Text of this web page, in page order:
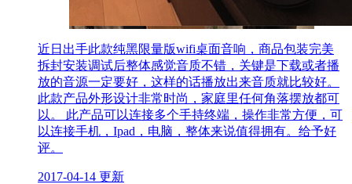
近日出手此款纯黑限量版wifi桌面音响，商品包装完美
拆封安装调试后整体感觉音质不错，关键是下载或者播
放的音源一定要好，这样的话播放出来音质就比较好。
此款产品外形设计非常时尚，家庭里任何角落摆放都可
以。 此产品可以连接多个手持终端，操作非常方便，可
以连接手机，Ipad，电脑，整体来说值得拥有。给予好
评。
2017-04-14 更新